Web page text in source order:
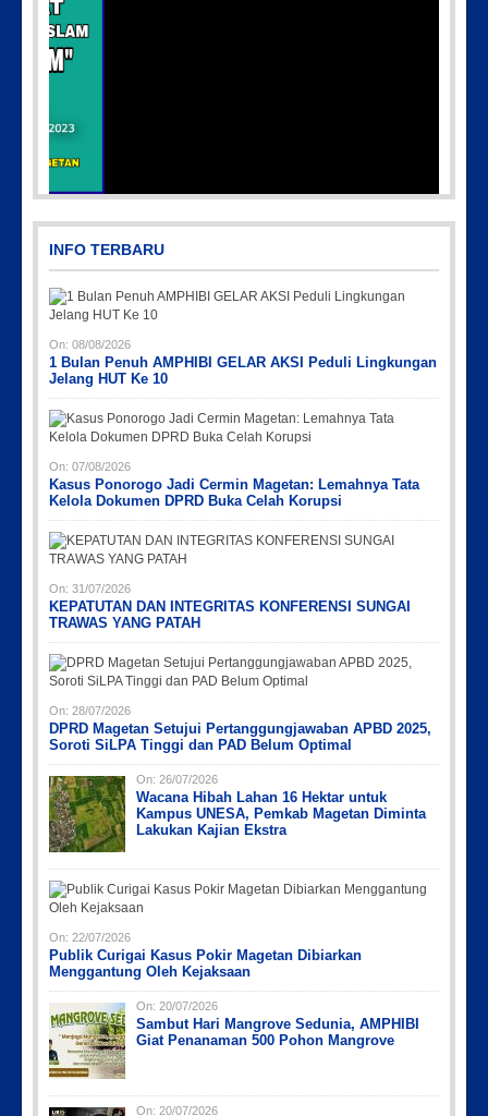
IMG_20230730_152959
Picsart_23-04-12_11-55-35-604
Picsart_23-04-12_12-24-51-034
Picsart_23-04-02_13-27-26-448
PicsArt_03-12-12.53.38
IMG-20191006-WA0043
INFO TERBARU
On: 08/08/2026
1 Bulan Penuh AMPHIBI GELAR AKSI Peduli Lingkungan
Jelang HUT Ke 10
On: 07/08/2026
Kasus Ponorogo Jadi Cermin Magetan: Lemahnya Tata
Kelola Dokumen DPRD Buka Celah Korupsi
On: 31/07/2026
KEPATUTAN DAN INTEGRITAS KONFERENSI SUNGAI
TRAWAS YANG PATAH
On: 28/07/2026
DPRD Magetan Setujui Pertanggungjawaban APBD 2025,
Soroti SiLPA Tinggi dan PAD Belum Optimal
On: 26/07/2026
Wacana Hibah Lahan 16 Hektar untuk
Kampus UNESA, Pemkab Magetan Diminta
Lakukan Kajian Ekstra
On: 22/07/2026
Publik Curigai Kasus Pokir Magetan Dibiarkan
Menggantung Oleh Kejaksaan
On: 20/07/2026
Sambut Hari Mangrove Sedunia, AMPHIBI
Giat Penanaman 500 Pohon Mangrove
On: 20/07/2026